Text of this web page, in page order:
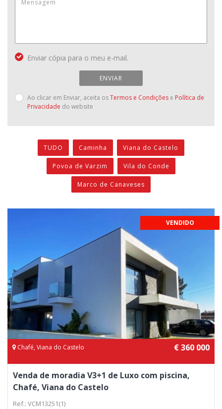
Enviar cópia para o meu e-mail.
ENVIAR
Ao clicar em Enviar, aceita osTermos e Condições e Política de
Privacidade do website
TUDO Caminha Viana do Castelo
Povoa de Varzim Vila do Conde
Marco de Canaveses
VENDIDO
Chafé, Viana do Castelo € 360 000
Venda de moradia V3+1 de Luxo com piscina,
Chafé, Viana do Castelo
Ref.: VCM13251(1)